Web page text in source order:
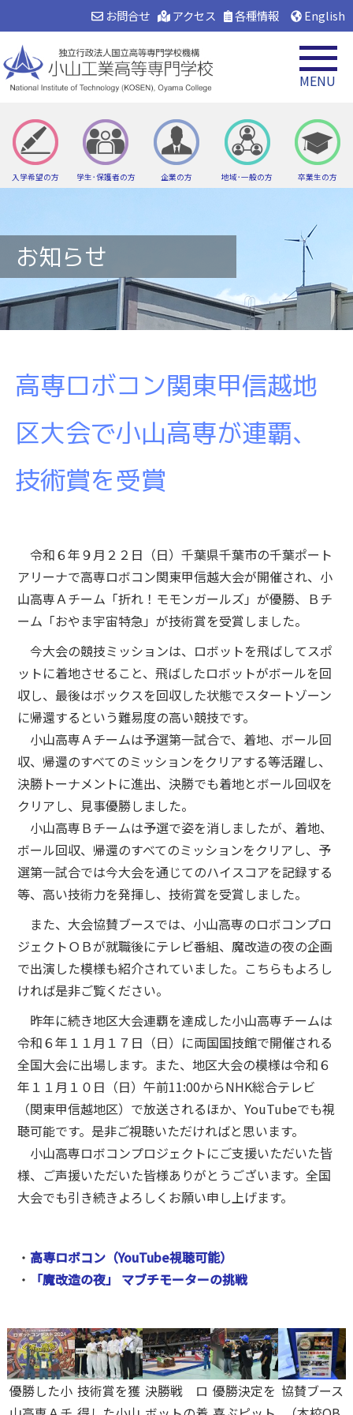
English
各種情報
アクセス
お問合せ
入学希望の方 学生･保護者の方 企業の方 地域･一般の方 卒業生の方
MENU
お知らせ
高専ロボコン関東甲信越地
区大会で小山高専が連覇、
技術賞を受賞
令和６年９月２２日（日）千葉県千葉市の千葉ポート
アリーナで高専ロボコン関東甲信越大会が開催され、小
山高専Ａチーム「折れ！モモンガールズ」が優勝、Ｂチ
ーム「おやま宇宙特急」が技術賞を受賞しました。
今大会の競技ミッションは、ロボットを飛ばしてスポ
ットに着地させること、飛ばしたロボットがボールを回
収し、最後はボックスを回収した状態でスタートゾーン
に帰還するという難易度の高い競技です。
小山高専Ａチームは予選第一試合で、着地、ボール回
収、帰還のすべてのミッションをクリアする等活躍し、
決勝トーナメントに進出、決勝でも着地とボール回収を
クリアし、見事優勝しました。
小山高専Ｂチームは予選で姿を消しましたが、着地、
ボール回収、帰還のすべてのミッションをクリアし、予
選第一試合では今大会を通じてのハイスコアを記録する
等、高い技術力を発揮し、技術賞を受賞しました。
また、大会協賛ブースでは、小山高専のロボコンプロ
ジェクトＯＢが就職後にテレビ番組、魔改造の夜の企画
で出演した模様も紹介されていました。こちらもよろし
ければ是非ご覧ください。
昨年に続き地区大会連覇を達成した小山高専チームは
令和６年１１月１７日（日）に両国国技館で開催される
全国大会に出場します。また、地区大会の模様は令和６
年１１月１０日（日）午前11:00からNHK総合テレビ
（関東甲信越地区）で放送されるほか、YouTubeでも視
聴可能です。是非ご視聴いただければと思います。
小山高専ロボコンプロジェクトにご支援いただいた皆
様、ご声援いただいた皆様ありがとうございます。全国
大会でも引き続きよろしくお願い申し上げます。
・ 高専ロボコン（YouTube視聴可能）
・
「魔改造の夜」 マブチモーターの挑戦
優勝した小 技術賞を獲 決勝戦 ロ 優勝決定を 協賛ブース